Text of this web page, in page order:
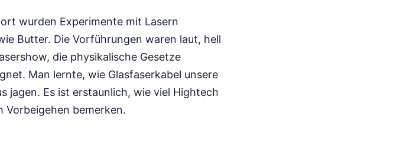
wurden Experimente mit Lasern
Butter. Die Vorführungen waren laut, hell
die physikalische Gesetze
Man lernte, wie Glasfaserkabel unsere
jagen. Es ist erstaunlich, wie viel Hightech
Vorbeigehen bemerken.